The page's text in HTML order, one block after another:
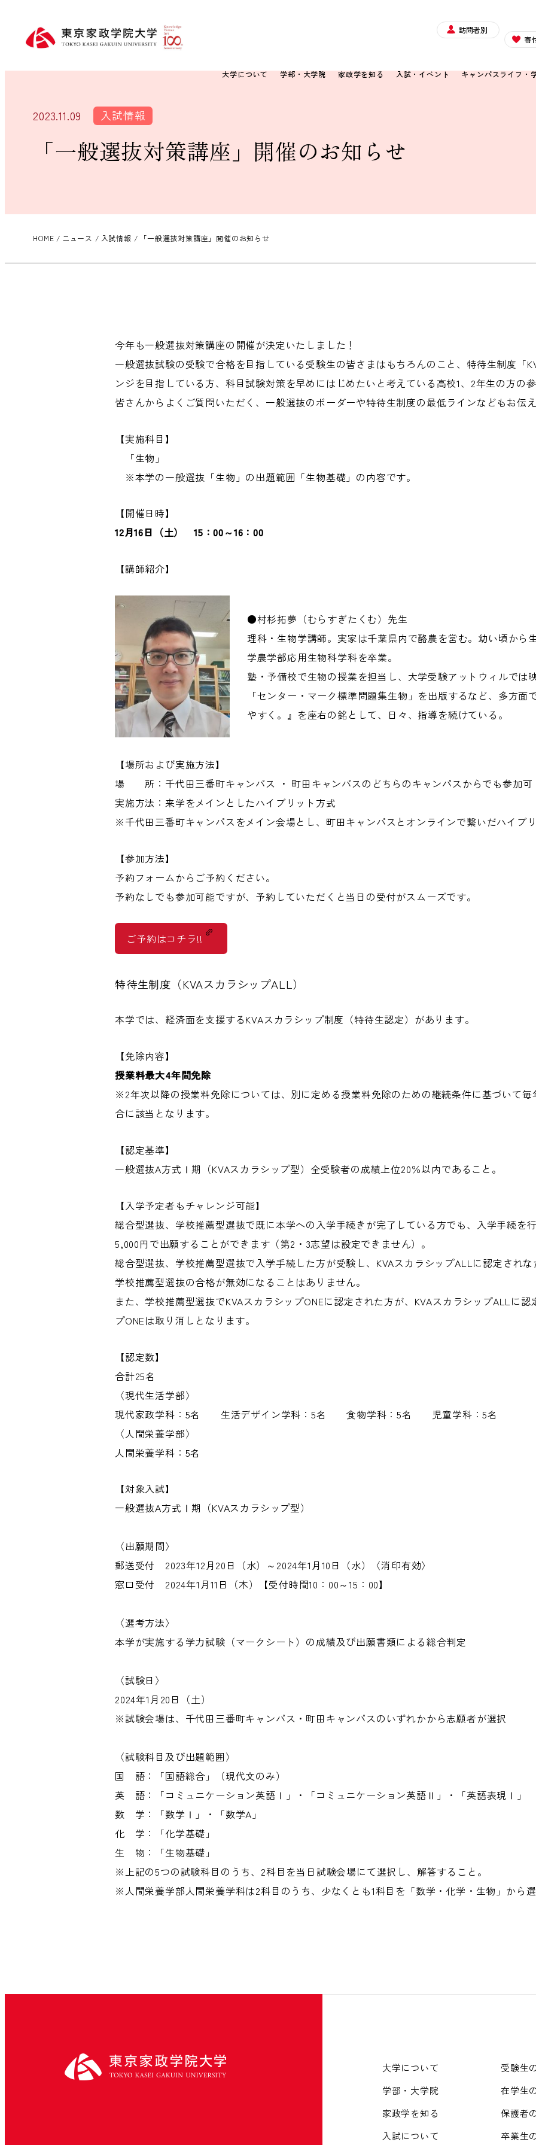
訪問者別
寄
大学について 学部・大学院 家政学を知る 入試・イベント キャンパスライフ・
2023.11.09 入試情報
「一般選抜対策講座」開催のお知らせ
HOME ニュース 入試情報 「一般選抜対策講座」開催のお知らせ
今年も一般選抜対策講座の開催が決定いたしました！
一般選抜試験の受験で合格を目指している受験生の皆さまはもちろんのこと、特待生制度「
ンジを目指している方、科目試験対策を早めにはじめたいと考えている高校1、2年生の方の
皆さんからよくご質問いただく、一般選抜のボーダーや特待生制度の最低ラインなどもお伝
【実施科目】
「生物」
※本学の一般選抜「生物」の出題範囲「生物基礎」の内容です。
【開催日時】
12月16日（土） 15：00～16：00
【講師紹介】
●村杉拓夢（むらすぎたくむ）先生
理科・生物学講師。実家は千葉県内で酪農を営む。幼い頃から
学農学部応用生物科学科を卒業。
塾・予備校で生物の授業を担当し、大学受験アットウィルでは
「センター・マーク標準問題集生物」を出版するなど、多方面
やすく。』を座右の銘として、日々、指導を続けている。
【場所および実施方法】
場 所：千代田三番町キャンパス ・ 町田キャンパスのどちらのキャンパスからでも参加可
実施方法：来学をメインとしたハイブリット方式
※千代田三番町キャンパスをメイン会場とし、町田キャンパスとオンラインで繋いだハイブ
【参加方法】
予約フォームからご予約ください。
予約なしでも参加可能ですが、予約していただくと当日の受付がスムーズです。
ご予約はコチラ!!
特待生制度（KVAスカラシップALL）
本学では、経済面を支援するKVAスカラシップ制度（特待生認定）があります。
【免除内容】
授業料最大4年間免除
※2年次以降の授業料免除については、別に定める授業料免除のための継続条件に基づいて
合に該当となります。
【認定基準】
一般選抜A方式Ⅰ期（KVAスカラシップ型）全受験者の成績上位20％以内であること。
【入学予定者もチャレンジ可能】
総合型選抜、学校推薦型選抜で既に本学への入学手続きが完了している方でも、入学手続を
5,000円で出願することができます（第2・3志望は設定できません）。
総合型選抜、学校推薦型選抜で入学手続した方が受験し、KVAスカラシップALLに認定されな
学校推薦型選抜の合格が無効になることはありません。
また、学校推薦型選抜でKVAスカラシップONEに認定された方が、KVAスカラシップALLに認
プONEは取り消しとなります。
【認定数】
合計25名
〈現代生活学部〉
現代家政学科：5名 生活デザイン学科：5名 食物学科：5名 児童学科：5名
〈人間栄養学部〉
人間栄養学科：5名
【対象入試】
一般選抜A方式Ⅰ期（KVAスカラシップ型）
〈出願期間〉
郵送受付 2023年12月20日（水）～2024年1月10日（水）〈消印有効〉
窓口受付 2024年1月11日（木）【受付時間10：00～15：00】
〈選考方法〉
本学が実施する学力試験（マークシート）の成績及び出願書類による総合判定
〈試験日〉
2024年1月20日（土）
※試験会場は、千代田三番町キャンパス・町田キャンパスのいずれかから志願者が選択
〈試験科目及び出題範囲〉
国 語：「国語総合」（現代文のみ）
英 語：「コミュニケーション英語Ⅰ」・「コミュニケーション英語Ⅱ」・「英語表現Ⅰ」
数 学：「数学Ⅰ」・「数学A」
化 学：「化学基礎」
生 物：「生物基礎」
※上記の5つの試験科目のうち、2科目を当日試験会場にて選択し、解答すること。
※人間栄養学部人間栄養学科は2科目のうち、少なくとも1科目を「数学・化学・生物」から選
大学について
学部・大学院
家政学を知る
入試について
受験生
在学生
保護者
卒業生